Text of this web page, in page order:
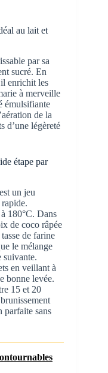
au lait et
par sa
sucré. En
enrichit les
à merveille
émulsifiante
de la
d’une légèreté
étape par
un jeu
180°C. Dans
de coco râpée
de farine
le mélange
suivante.
en veillant à
bonne levée.
15 et 20
parfaite sans